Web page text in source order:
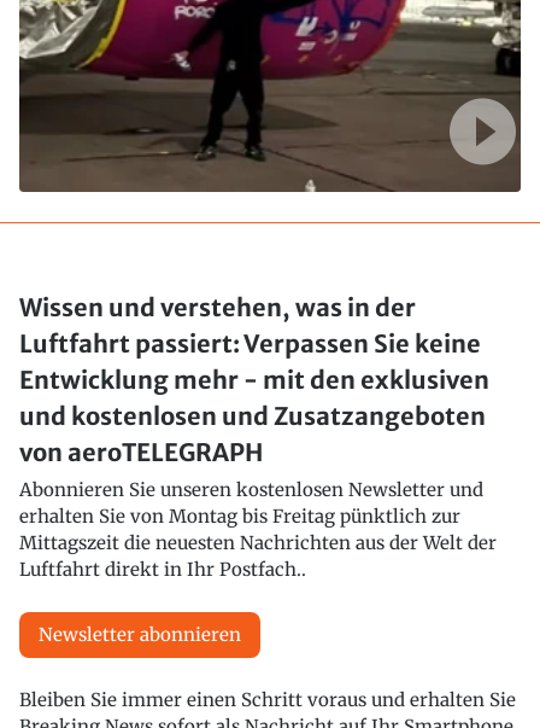
Wissen und verstehen, was in der
Luftfahrt passiert: Verpassen Sie keine
Entwicklung mehr - mit den exklusiven
und kostenlosen und Zusatzangeboten
von aeroTELEGRAPH
Abonnieren Sie unseren kostenlosen Newsletter und
erhalten Sie von Montag bis Freitag pünktlich zur
Mittagszeit die neuesten Nachrichten aus der Welt der
Luftfahrt direkt in Ihr Postfach..
Newsletter abonnieren
Bleiben Sie immer einen Schritt voraus und erhalten Sie